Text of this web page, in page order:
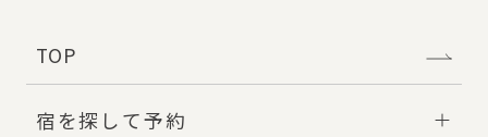
TOP
宿を探して予約